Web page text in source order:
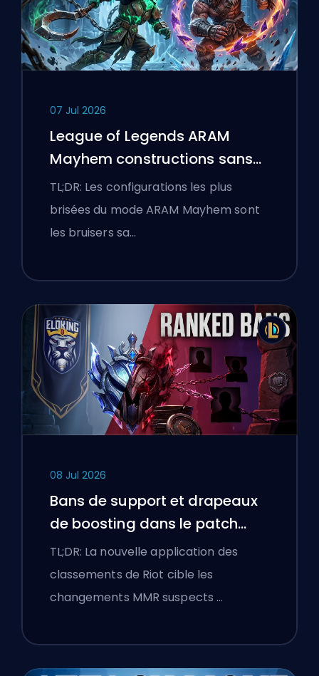
07 Jul 2026
League of Legends ARAM
Mayhem constructions sans
bottes
TL;DR: Les configurations les plus
brisées du mode ARAM Mayhem sont
les bruisers sa…
08 Jul 2026
Bans de support et drapeaux
de boosting dans le patch
25.18 de League of Legends
TL;DR: La nouvelle application des
classements de Riot cible les
changements MMR suspects …